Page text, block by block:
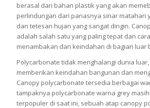
berasal dari bahan plastik yang akan
perlindungan dari panasnya sinar matahari
dan tetesan hujan yang sangat dingin.
adalah salah satu yang paling tepat dan
menambakan dan keindahan di bagian luar
Polycarbonate tidak menghalangi dunia
memberikan keindahan bangunan dan
Canopy polycarbonate tersedia berbagai
tampaknya polycarbonate warna grey
terpopuler di saat ini, sebuah atap canopy